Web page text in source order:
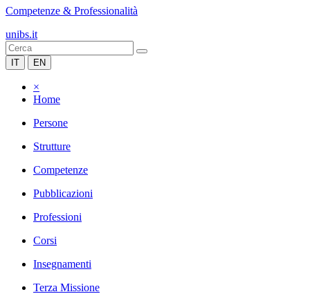
Competenze & Professionalità
unibs.it
IT EN
×
Home
Persone
Strutture
Competenze
Pubblicazioni
Professioni
Corsi
Insegnamenti
Terza Missione